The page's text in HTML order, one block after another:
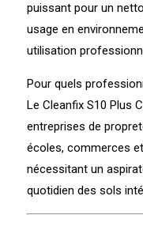
puissant pour un
usage en
utilisation
Pour quels
Le Cleanfix S10 Plus
entreprises de
écoles, commerces
nécessitant un
quotidien des sols